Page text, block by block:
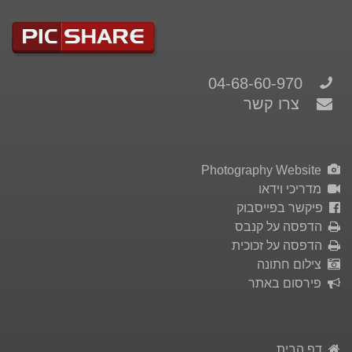
צרו קשר
מדריכי וידאו
פיקשר בפייסבוק
הדפסה על קנבס
הדפסה על זכוכית
צילום חתונה
פירסום באתר
דף הבית